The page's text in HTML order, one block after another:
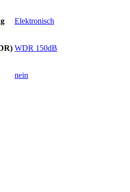
Elektronisch
WDR 150dB
nein